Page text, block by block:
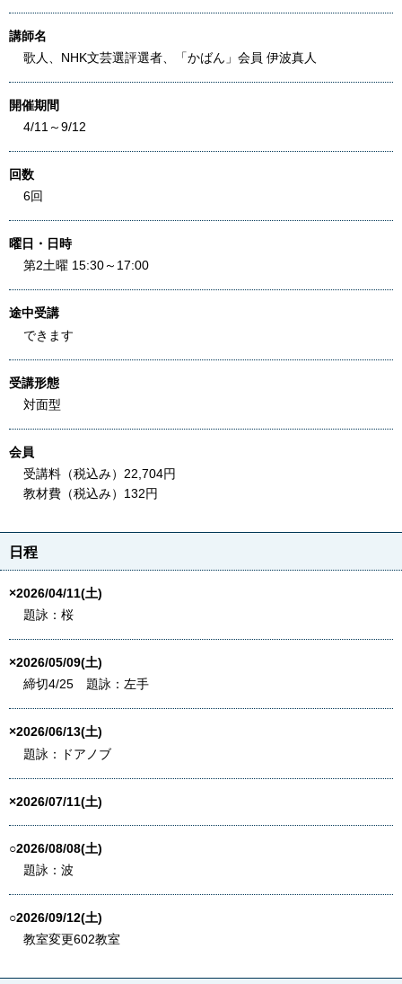
講師名
歌人、NHK文芸選評選者、「かばん」会員 伊波真人
開催期間
4/11～9/12
回数
6回
曜日・日時
第2土曜 15:30～17:00
途中受講
できます
受講形態
対面型
会員
受講料（税込み）22,704円
教材費（税込み）132円
日程
×2026/04/11(土)
題詠：桜
×2026/05/09(土)
締切4/25 題詠：左手
×2026/06/13(土)
題詠：ドアノブ
×2026/07/11(土)
○2026/08/08(土)
題詠：波
○2026/09/12(土)
教室変更602教室